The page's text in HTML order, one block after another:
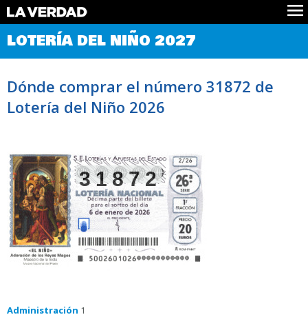
Comprobar Loteria del Niño
Premios
Noticias
Datos
LOTERÍA DEL NIÑO 2027
Dónde comprar el número 31872 de
Lotería del Niño 2026
31872
Administración 1